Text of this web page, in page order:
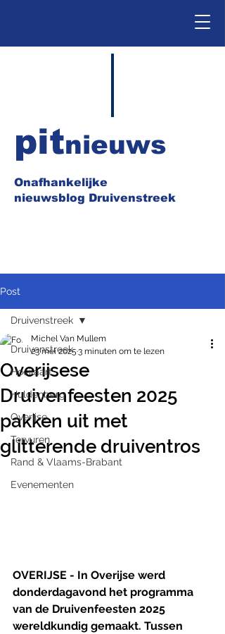
Onafhankelijke
nieuwsblog Druivenstreek
pitnieuws
Post
Druivenstreek
Hoeilaart
Huldenberg
Overijse
Tervuren
Rand & Vlaams-Brabant
Evenementen
Druivenstreek
Overijsese
Druivenfeesten 2025
pakken uit met
glitterende druiventros
Michel Van Mullem
23 mei 2025 3 minuten om te lezen
OVERIJSE - In Overijse werd
donderdagavond het programma
van de Druivenfeesten 2025
wereldkundig gemaakt. Tussen